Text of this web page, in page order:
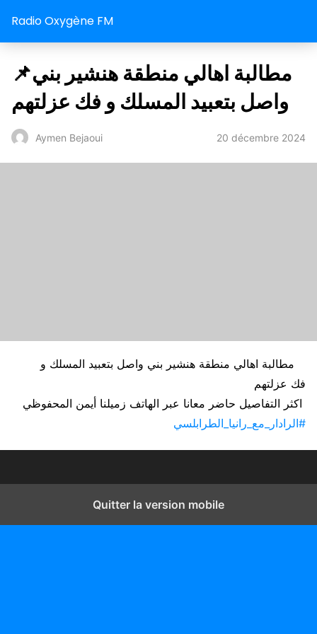
Radio Oxygène FM
📌مطالبة اهالي منطقة هنشير بني
واصل بتعبيد المسلك و فك عزلتهم
Aymen Bejaoui 20 décembre 2024
مطالبة اهالي منطقة هنشير بني واصل بتعبيد المسلك و
فك عزلتهم
اكثر التفاصيل حاضر معانا عبر الهاتف زميلنا أيمن المحفوظي
#الرادار_مع_رانيا_الطرابلسي
Quitter la version mobile